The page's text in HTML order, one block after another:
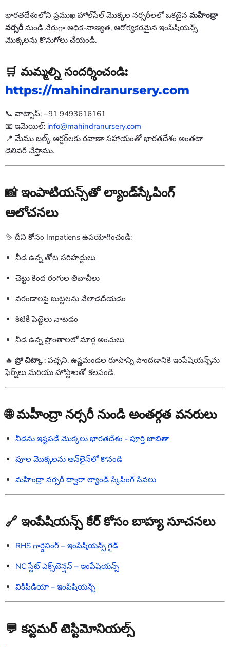
భారతదేశంలోని ప్రముఖ హోల్‌సేల్ మొక్కల నర్సరీలలో ఒకటైన మహీంద్రా
నర్సరీ నుండి నేరుగా అధిక-నాణ్యత, ఆరోగ్యకరమైన ఇంపేషియన్స్
మొక్కలను కొనుగోలు చేయండి.
🛒 మమ్మల్ని సందర్శించండి:
https://mahindranursery.com
📞 వాట్సాప్: +91 9493616161
📧 ఇమెయిల్: info@mahindranursery.com
📍 మేము బల్క్ ఆర్డర్‌లకు రవాణా సహాయంతో భారతదేశం అంతటా
డెలివరీ చేస్తాము.
📸 ఇంపాటియన్స్‌తో ల్యాండ్‌స్కేపింగ్
ఆలోచనలు
✨ దీని కోసం Impatiens ఉపయోగించండి:
నీడ ఉన్న తోట సరిహద్దులు
చెట్టు కింద రంగుల తివాచీలు
వరండాలపై బుట్టలను వేలాడదీయడం
కిటికీ పెట్టెలు నాటడం
నీడ ఉన్న ప్రాంతాలలో మార్గ అంచులు
🔥 ప్రో చిట్కా: పచ్చని, ఉష్ణమండల రూపాన్ని పొందడానికి ఇంపేషియన్స్‌ను
ఫెర్న్‌లు మరియు హోస్టాలతో కలపండి.
🌐 మహీంద్రా నర్సరీ నుండి అంతర్గత వనరులు
నీడను ఇష్టపడే మొక్కలు భారతదేశం - పూర్తి జాబితా
పూల మొక్కలను ఆన్‌లైన్‌లో కొనండి
మహీంద్రా నర్సరీ ద్వారా ల్యాండ్ స్కేపింగ్ సేవలు
🔗 ఇంపేషియన్స్ కేర్ కోసం బాహ్య సూచనలు
RHS గార్డెనింగ్ – ఇంపేషియన్స్ గైడ్
NC స్టేట్ ఎక్స్‌టెన్షన్ – ఇంపేషియన్స్
వికీపీడియా – ఇంపేషియన్స్
💬 కస్టమర్ టెస్టిమోనియల్స్